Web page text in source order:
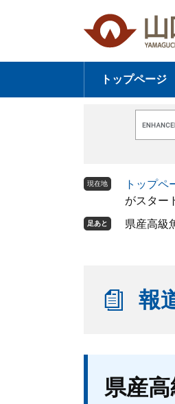
の
頭
ー
飛
トップページ
o
e
カ
ス
タ
ム
現在地 トップペ
がスター
足あと 県産高級
報
県産